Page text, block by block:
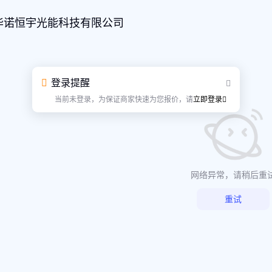
诺恒宇光能科技有限公司
登录提醒
当前未登录，为保证商家快速为您报价，请立即登录
网络异常，请稍后重
重试